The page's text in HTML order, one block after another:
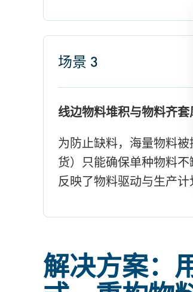
场景 3
线边物料堆积与物料齐套
为防止缺料，海量物料
货）只能确保单种物料
反映了物料驱动与生产计
解决方案：